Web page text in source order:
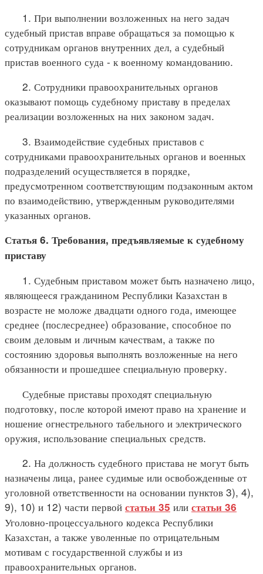
1. При выполнении возложенных на него задач
судебный пристав вправе обращаться за помощью к
сотрудникам органов внутренних дел, а судебный
пристав военного суда - к военному командованию.
2. Сотрудники правоохранительных органов
оказывают помощь судебному приставу в пределах
реализации возложенных на них законом задач.
3. Взаимодействие судебных приставов с
сотрудниками правоохранительных органов и военных
подразделений осуществляется в порядке,
предусмотренном соответствующим подзаконным актом
по взаимодействию, утвержденным руководителями
указанных органов.
Статья 6. Требования, предъявляемые к судебному
приставу
1. Судебным приставом может быть назначено лицо,
являющееся гражданином Республики Казахстан в
возрасте не моложе двадцати одного года, имеющее
среднее (послесреднее) образование, способное по
своим деловым и личным качествам, а также по
состоянию здоровья выполнять возложенные на него
обязанности и прошедшее специальную проверку.
Судебные приставы проходят специальную
подготовку, после которой имеют право на хранение и
ношение огнестрельного табельного и электрического
оружия, использование специальных средств.
2. На должность судебного пристава не могут быть
назначены лица, ранее судимые или освобожденные от
уголовной ответственности на основании пунктов 3), 4),
9), 10) и 12) части первой статьи 35 или статьи 36
Уголовно-процессуального кодекса Республики
Казахстан, а также уволенные по отрицательным
мотивам с государственной службы и из
правоохранительных органов.